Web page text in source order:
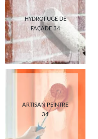
HYDROFUGE DE
FAÇADE 34
ARTISAN PEINTRE
34